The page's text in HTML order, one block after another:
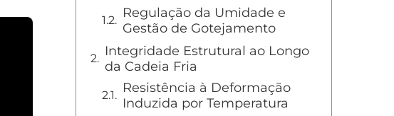
Regulação da Umidade e
Gestão de Gotejamento
Integridade Estrutural ao Longo
da Cadeia Fria
Resistência à Deformação
Induzida por Temperatura